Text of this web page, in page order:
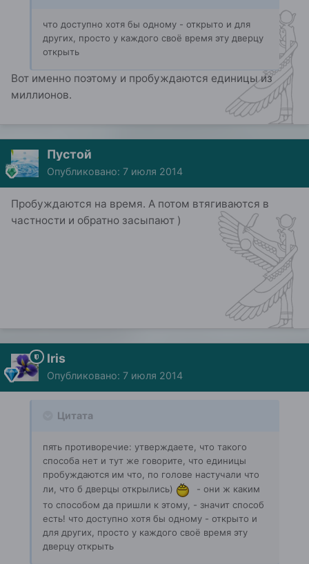
что доступно хотя бы одному - открыто и для
других, просто у каждого своё время эту дверцу
открыть
Вот именно поэтому и пробуждаются единицы из
миллионов.
Пустой
Опубликовано: 7 июля 2014
Пробуждаются на время. А потом втягиваются в
частности и обратно засыпают )
Iris
Опубликовано: 7 июля 2014
Цитата
пять противоречие: утверждаете, что такого
способа нет и тут же говорите, что единицы
пробуждаются им что, по голове настучали что
ли, что б дверцы открылись)
- они ж каким
то способом да пришли к этому, - значит способ
есть! что доступно хотя бы одному - открыто и
для других, просто у каждого своё время эту
дверцу открыть